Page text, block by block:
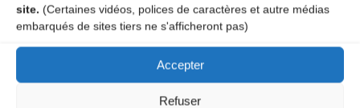
site. (Certaines vidéos, polices de caractères et autre médias
embarqués de sites tiers ne s'afficheront pas)
Accepter
Refuser